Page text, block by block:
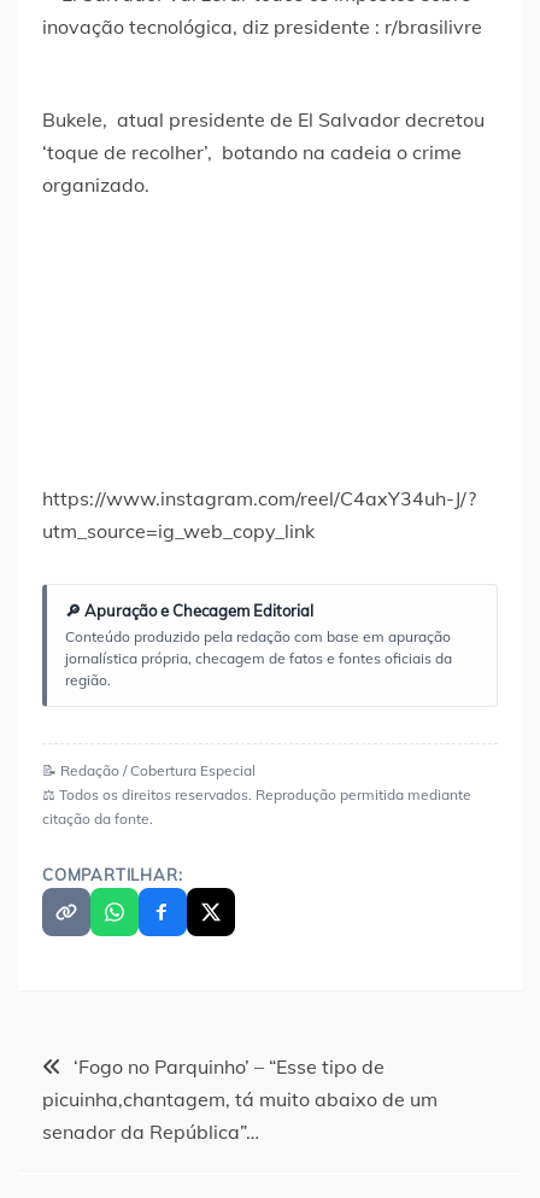
Bukele, atual presidente de El Salvador decretou
‘toque de recolher’, botando na cadeia o crime
organizado.
https://www.instagram.com/reel/C4axY34uh-J/?
utm_source=ig_web_copy_link
🔎 Apuração e Checagem Editorial
Conteúdo produzido pela redação com base em apuração
jornalística própria, checagem de fatos e fontes oficiais da
região.
📝 Redação / Cobertura Especial
⚖️ Todos os direitos reservados. Reprodução permitida mediante
citação da fonte.
COMPARTILHAR:
Navegação
de
‘Fogo no Parquinho’ – “Esse tipo de
picuinha,chantagem, tá muito abaixo de um
senador da República”…